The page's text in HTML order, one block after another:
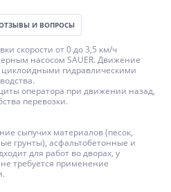
И ВОПРОСЫ
скорости от 0 до 3,5 км/ч
насосом SAUER. Движение
гидравлическими
оператора при движении назад,
перевозки.
сыпучих материалов (песок,
грунты), асфальтобетонные и
для работ во дворах, у
требуется применение